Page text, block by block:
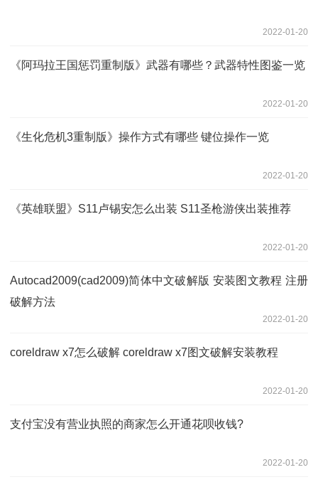
2022-01-20
《阿玛拉王国惩罚重制版》武器有哪些？武器特性图鉴一览
2022-01-20
《生化危机3重制版》操作方式有哪些 键位操作一览
2022-01-20
《英雄联盟》S11卢锡安怎么出装 S11圣枪游侠出装推荐
2022-01-20
Autocad2009(cad2009)简体中文破解版 安装图文教程 注册
破解方法
2022-01-20
coreldraw x7怎么破解 coreldraw x7图文破解安装教程
2022-01-20
支付宝没有营业执照的商家怎么开通花呗收钱?
2022-01-20